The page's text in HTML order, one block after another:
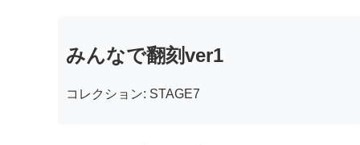
みんなで翻刻ver1
コレクション: STAGE7